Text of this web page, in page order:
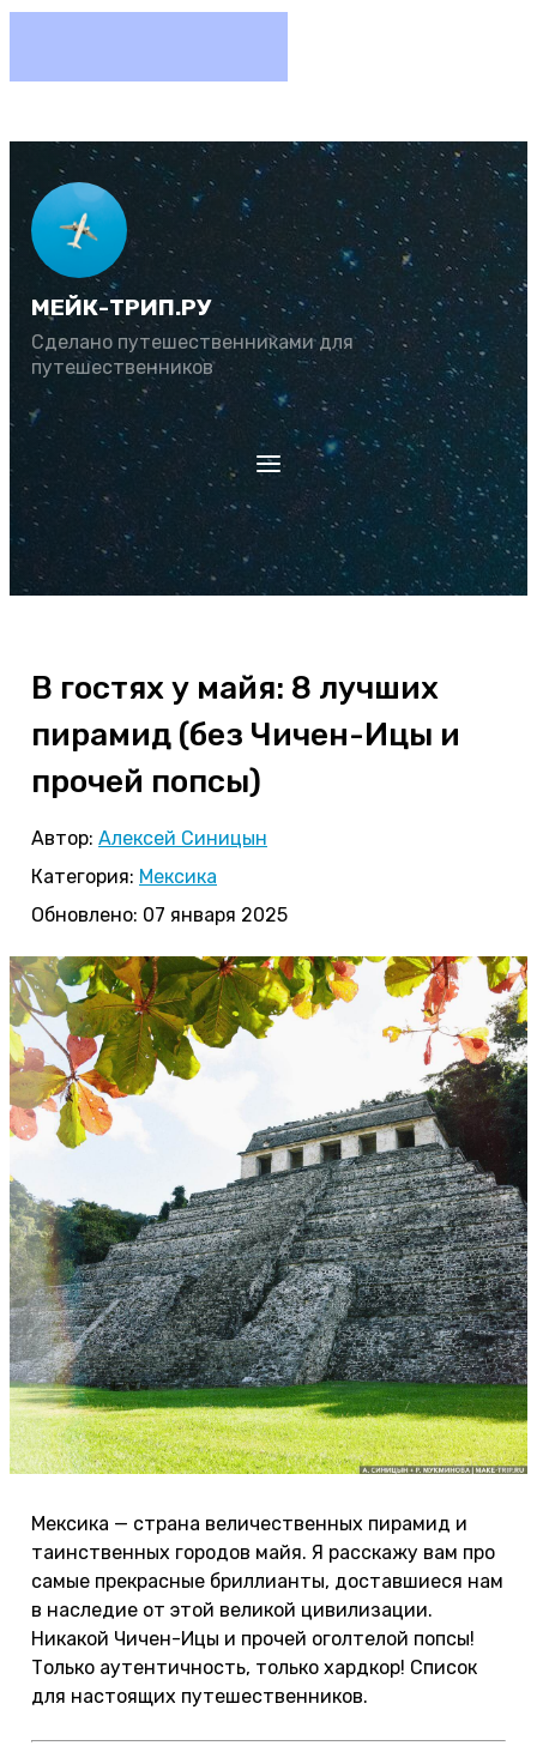
МЕЙК-ТРИП.РУ
Сделано путешественниками для
путешественников
В гостях у майя: 8 лучших
пирамид (без Чичен-Ицы и
прочей попсы)
Автор: Алексей Синицын
Категория: Мексика
Обновлено: 07 января 2025
Мексика — страна величественных пирамид и
таинственных городов майя. Я расскажу вам про
самые прекрасные бриллианты, доставшиеся нам
в наследие от этой великой цивилизации.
Никакой Чичен-Ицы и прочей оголтелой попсы!
Только аутентичность, только хардкор! Список
для настоящих путешественников.